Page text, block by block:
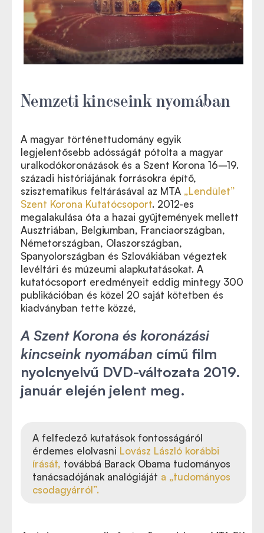
Nemzeti kincseink nyomában
A magyar történettudomány egyik
legjelentősebb adósságát pótolta a magyar
uralkodókoronázások és a Szent Korona 16–19.
századi históriájának forrásokra építő,
szisztematikus feltárásával az MTA „Lendület”
Szent Korona Kutatócsoport. 2012-es
megalakulása óta a hazai gyűjtemények mellett
Ausztriában, Belgiumban, Franciaországban,
Németországban, Olaszországban,
Spanyolországban és Szlovákiában végeztek
levéltári és múzeumi alapkutatásokat. A
kutatócsoport eredményeit eddig mintegy 300
publikációban és közel 20 saját kötetben és
kiadványban tette közzé,
A Szent Korona és koronázási
kincseink nyomában című film
nyolcnyelvű DVD-változata 2019.
január elején jelent meg.
A felfedező kutatások fontosságáról
érdemes elolvasni Lovász László korábbi
írását, továbbá Barack Obama tudományos
tanácsadójának analógiáját a „tudományos
csodagyárról”.